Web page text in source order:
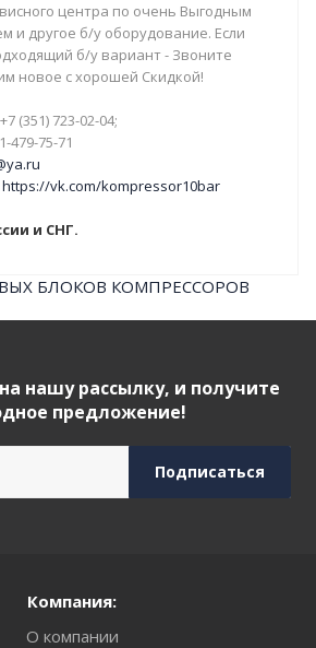
центра по очень Выгодным
и другое б/у оборудование. Если
б/у вариант - Звоните
новое с хорошей Скидкой!
+7 (351) 723-02-04;
479-75-71
https://vk.com/kompressor10bar
и СНГ.
нашу рассылку, и получите
предложение!
Компания:
О компании